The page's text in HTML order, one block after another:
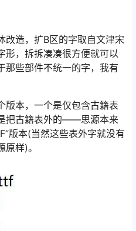
改造，扩B区的字取自文津宋
形，拆拆凑凑很方便就可以
那些部件不统一的字，我有
版本，一个是仅包含古籍表
把古籍表外的——思源本来
版本(当然这些表外字就没有
样)。